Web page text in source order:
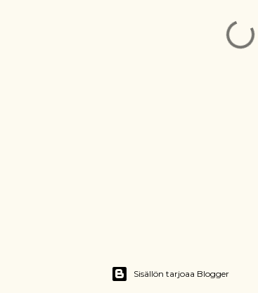
Sisällön tarjoaa Blogger